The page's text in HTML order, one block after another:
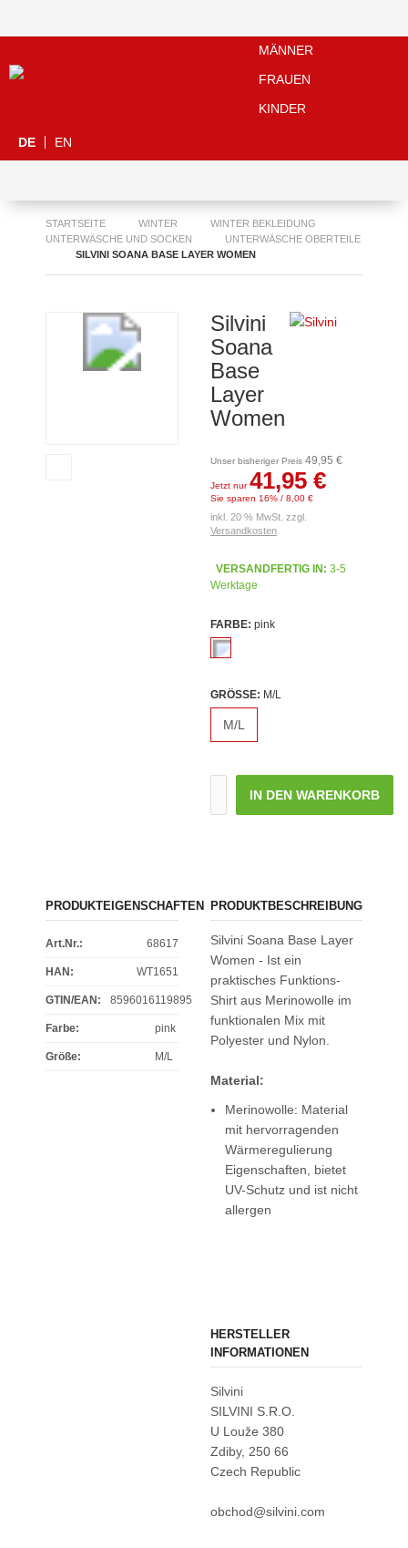
MÄNNER
FRAUEN
KINDER
DE EN
STARTSEITE WINTER
WINTER BEKLEIDUNG
UNTERWÄSCHE UND SOCKEN
UNTERWÄSCHE OBERTEILE
SILVINI SOANA BASE LAYER WOMEN
Silvini
Soana
Base
Layer
Women
Unser bisheriger Preis 49,95 €
Jetzt nur41,95 €
Sie sparen 16% / 8,00 €
inkl. 20 % MwSt. zzgl.
Versandkosten
VERSANDFERTIG IN: 3-5
Werktage
FARBE: pink
GRÖSSE: M/L
M/L
IN DEN WARENKORB
PRODUKTEIGENSCHAFTEN
Art.Nr.: 68617
HAN: WT1651
GTIN/EAN: 8596016119895
Farbe: pink
Größe: M/L
PRODUKTBESCHREIBUNG
Silvini Soana Base Layer
Women - Ist ein
praktisches Funktions-
Shirt aus Merinowolle im
funktionalen Mix mit
Polyester und Nylon.
Material:
Merinowolle: Material
mit hervorragenden
Wärmeregulierung
Eigenschaften, bietet
UV-Schutz und ist nicht
allergen
HERSTELLER
INFORMATIONEN
Silvini
SILVINI S.R.O.
U Louže 380
Zdiby, 250 66
Czech Republic
obchod@silvini.com